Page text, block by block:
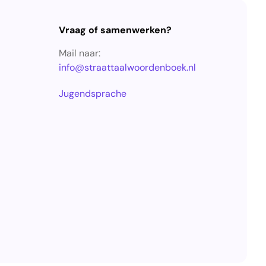
Vraag of samenwerken?
Mail naar:
info@straattaalwoordenboek.nl
Jugendsprache